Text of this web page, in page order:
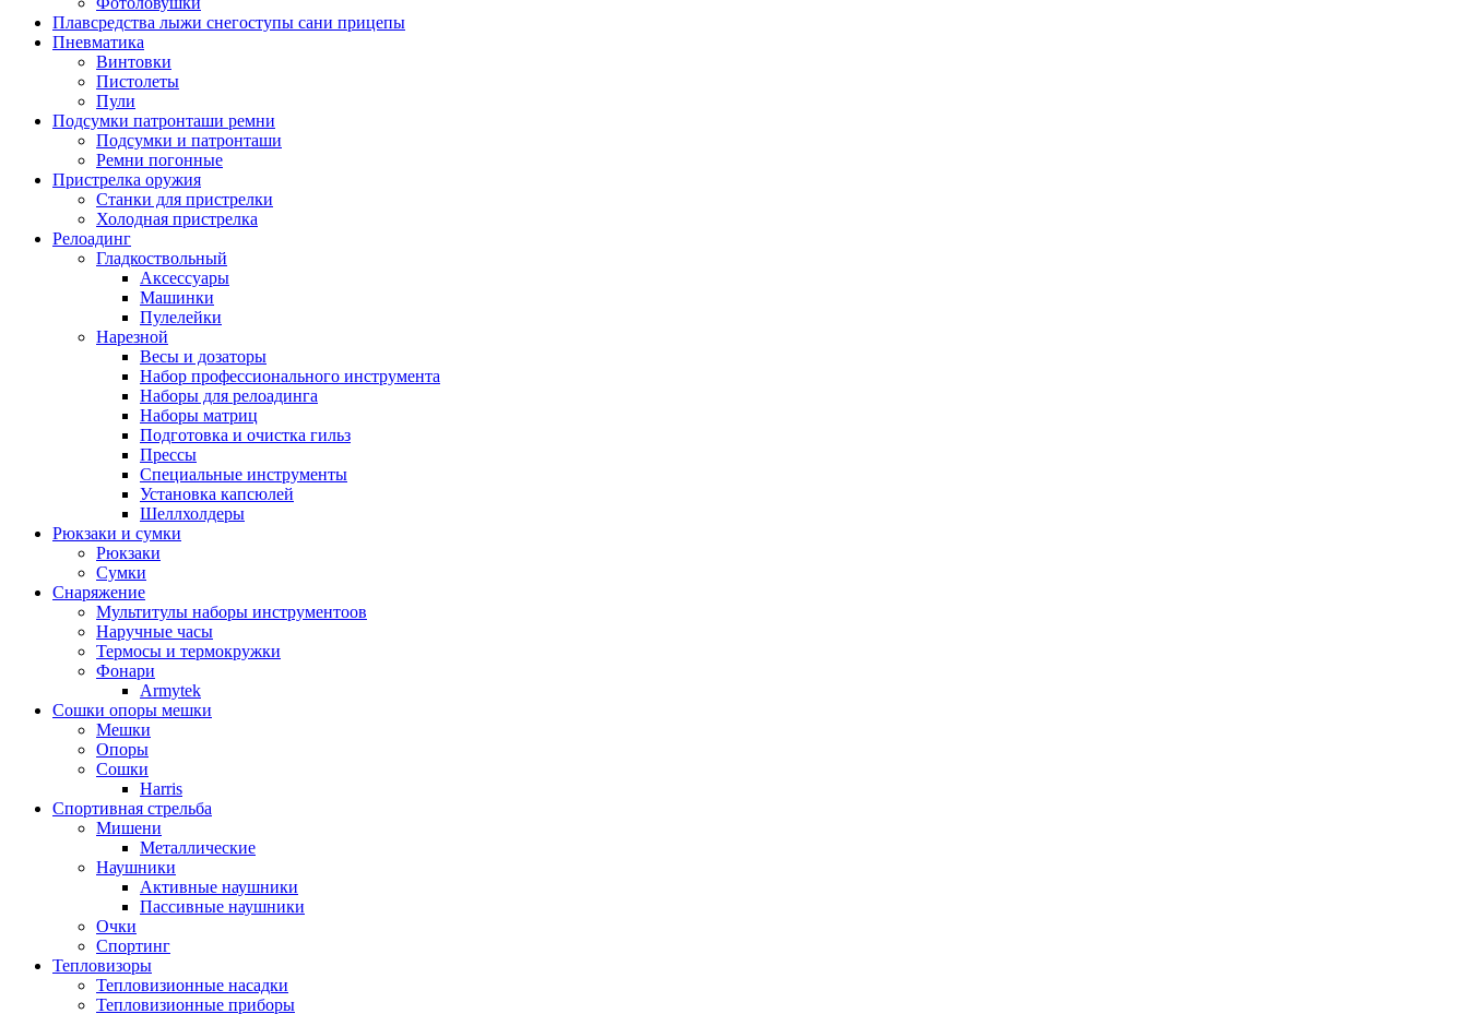
Плавсредства лыжи снегоступы сани прицепы
Пневматика
Винтовки
Пистолеты
Пули
Подсумки патронташи ремни
Подсумки и патронташи
Ремни погонные
Пристрелка оружия
Станки для пристрелки
Холодная пристрелка
Релоадинг
Гладкоствольный
Аксессуары
Машинки
Пулелейки
Нарезной
Весы и дозаторы
Набор профессионального инструмента
Наборы для релоадинга
Наборы матриц
Подготовка и очистка гильз
Прессы
Специальные инструменты
Установка капсюлей
Шеллхолдеры
Рюкзаки и сумки
Рюкзаки
Сумки
Снаряжение
Мультитулы наборы инструментоов
Наручные часы
Термосы и термокружки
Фонари
Armytek
Сошки опоры мешки
Мешки
Опоры
Сошки
Harris
Спортивная стрельба
Мишени
Металлические
Наушники
Активные наушники
Пассивные наушники
Очки
Спортинг
Тепловизоры
Тепловизионные насадки
Тепловизионные приборы